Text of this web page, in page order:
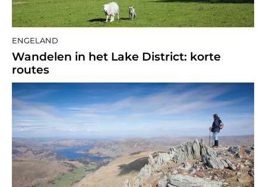
ENGELAND
Wandelen in het Lake District: korte
routes